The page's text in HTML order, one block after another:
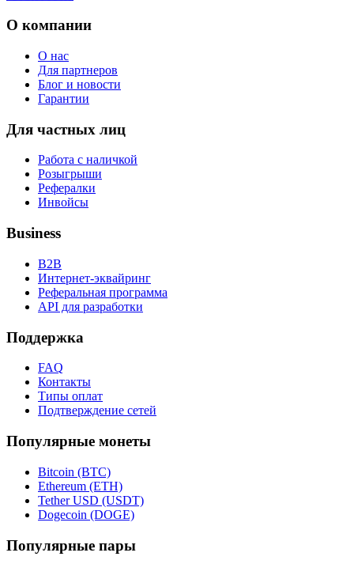
О компании
О нас
Для партнеров
Блог и новости
Гарантии
Для частных лиц
Работа с наличкой
Розыгрыши
Рефералки
Инвойсы
Business
B2B
Интернет-эквайринг
Реферальная программа
API для разработки
Поддержка
FAQ
Контакты
Типы оплат
Подтверждение сетей
Популярные монеты
Bitcoin (BTC)
Ethereum (ETH)
Tether USD (USDT)
Dogecoin (DOGE)
Популярные пары